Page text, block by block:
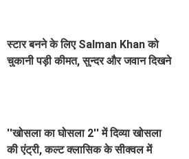
स्टार बनने के लिए Salman Khan को
चुकानी पड़ी कीमत, सुन्दर और जवान दिखने
''खोसला का घोसला 2'' में दिव्या खोसला
की एंट्री, कल्ट क्लासिक के सीक्वल में